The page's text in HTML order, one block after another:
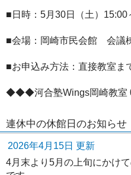
■日時：5月30日（土）15:00
■会場：岡崎市民会館 会議
■お申込み方法：直接教室ま
◆◆◆河合塾Wings岡崎教室
連休中の休館日のお知らせ
2026年4月15日 更新
4月末より5月の上旬にかけ